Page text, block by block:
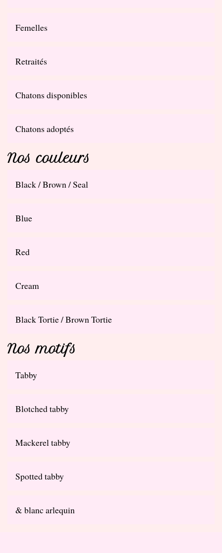
Femelles
Retraités
Chatons disponibles
Chatons adoptés
Nos couleurs
Black / Brown / Seal
Blue
Red
Cream
Black Tortie / Brown Tortie
Nos motifs
Tabby
Blotched tabby
Mackerel tabby
Spotted tabby
& blanc arlequin